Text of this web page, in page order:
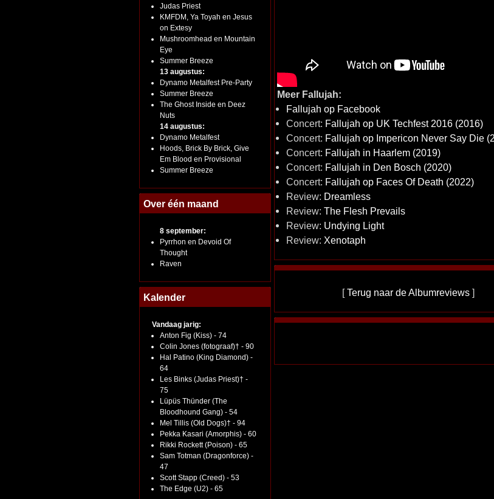
Judas Priest
KMFDM, Ya Toyah en Jesus
on Extesy
Mushroomhead en Mountain
Eye
Summer Breeze
13 augustus:
Dynamo Metalfest Pre-Party
Summer Breeze
The Ghost Inside en Deez
Nuts
14 augustus:
Dynamo Metalfest
Hoods, Brick By Brick, Give
Em Blood en Provisional
Summer Breeze
Over één maand
8 september:
Pyrrhon en Devoid Of
Thought
Raven
Kalender
Vandaag jarig:
Anton Fig (Kiss) - 74
Colin Jones (fotograaf)† - 90
Hal Patino (King Diamond) -
64
Les Binks (Judas Priest)† -
75
Lüpüs Thünder (The
Bloodhound Gang) - 54
Mel Tillis (Old Dogs)† - 94
Pekka Kasari (Amorphis) - 60
Rikki Rockett (Poison) - 65
Sam Totman (Dragonforce) -
47
Scott Stapp (Creed) - 53
The Edge (U2) - 65
Meer Fallujah:
Fallujah op Facebook
Concert: Fallujah op UK Techfest 2016 (2016)
Concert: Fallujah op Impericon Never Say Die
Concert: Fallujah in Haarlem (2019)
Concert: Fallujah in Den Bosch (2020)
Concert: Fallujah op Faces Of Death (2022)
Review: Dreamless
Review: The Flesh Prevails
Review: Undying Light
Review: Xenotaph
[Terug naar de Albumreviews ]